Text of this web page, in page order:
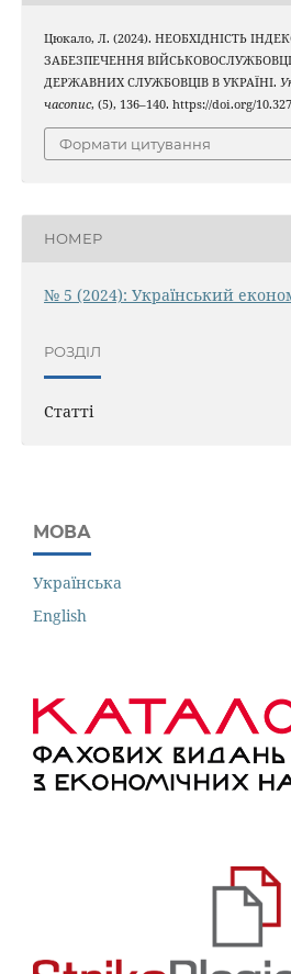
Цюкало, Л. (2024). НЕОБХІДНІСТЬ
ЗАБЕЗПЕЧЕННЯ
ДЕРЖАВНИХ СЛУЖБОВЦІВ В УКРАЇНІ.
часопис, (5), 136–140. https://doi.org/
Формати цитування
НОМЕР
№ 5 (2024): Український
РОЗДІЛ
Статті
МОВА
Українська
English